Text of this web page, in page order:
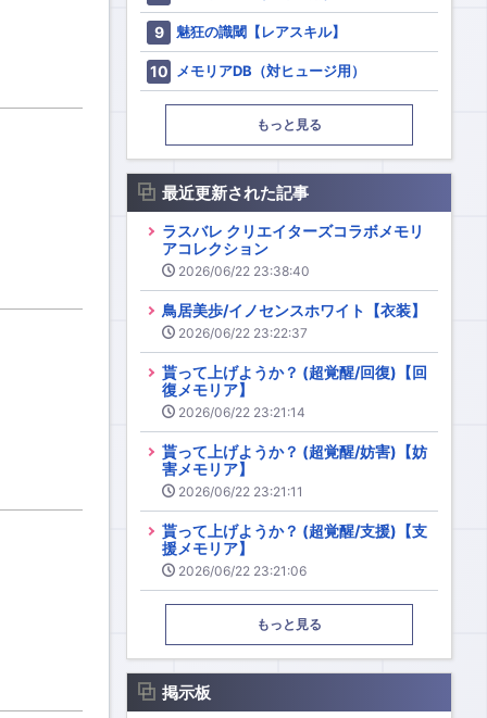
魅狂の識閾【レアスキル】
メモリアDB（対ヒュージ用）
もっと見る
最近更新された記事
ラスバレ クリエイターズコラボメモリ
アコレクション
2026/06/22 23:38:40
鳥居美歩/イノセンスホワイト【衣装】
2026/06/22 23:22:37
貰って上げようか？ (超覚醒/回復)【回
復メモリア】
2026/06/22 23:21:14
貰って上げようか？ (超覚醒/妨害)【妨
害メモリア】
2026/06/22 23:21:11
貰って上げようか？ (超覚醒/支援)【支
援メモリア】
2026/06/22 23:21:06
もっと見る
掲示板